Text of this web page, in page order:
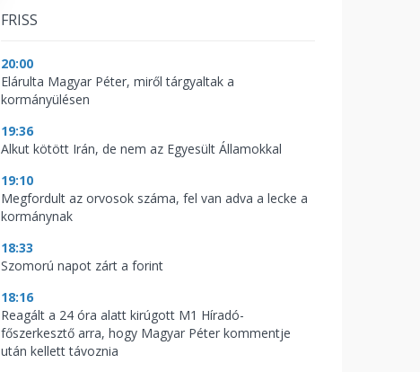
FRISS
20:00
Elárulta Magyar Péter, miről tárgyaltak a
kormányülésen
19:36
Alkut kötött Irán, de nem az Egyesült Államokkal
19:10
Megfordult az orvosok száma, fel van adva a lecke a
kormánynak
18:33
Szomorú napot zárt a forint
18:16
Reagált a 24 óra alatt kirúgott M1 Híradó-
főszerkesztő arra, hogy Magyar Péter kommentje
után kellett távoznia